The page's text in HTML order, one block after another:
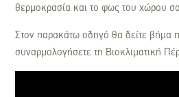
θερμοκρασία και το φως του χώρου
Στον παρακάτω οδηγό θα δείτε βήμα
συναρμολογήσετε τη Βιοκλιματική